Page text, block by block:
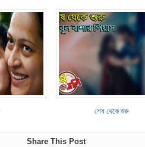
শেষ থেকে শুরু
Share This Post